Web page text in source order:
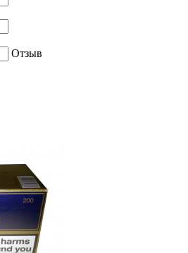
Отзыв